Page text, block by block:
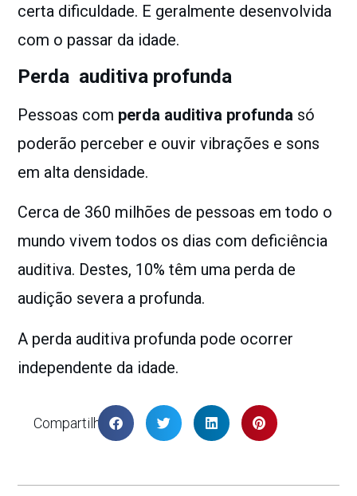
certa dificuldade. E geralmente desenvolvida
com o passar da idade.
Perda auditiva profunda
Pessoas com perda auditiva profunda só
poderão perceber e ouvir vibrações e sons
em alta densidade.
Cerca de 360 milhões de pessoas em todo o
mundo vivem todos os dias com deficiência
auditiva. Destes, 10% têm uma perda de
audição severa a profunda.
A perda auditiva profunda pode ocorrer
independente da idade.
Compartilhar